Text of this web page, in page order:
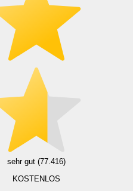
sehr gut (77.416)
KOSTENLOS